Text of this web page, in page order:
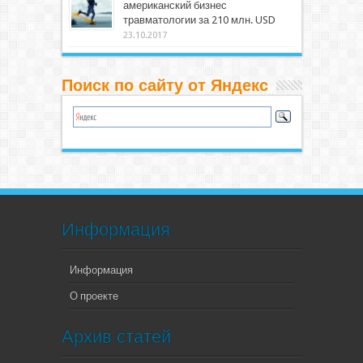
американский бизнес
травматологии за 210 млн. USD
23.10.2017
Поиск по сайту от Яндекс
Информация
Информация
О проекте
Архив статей